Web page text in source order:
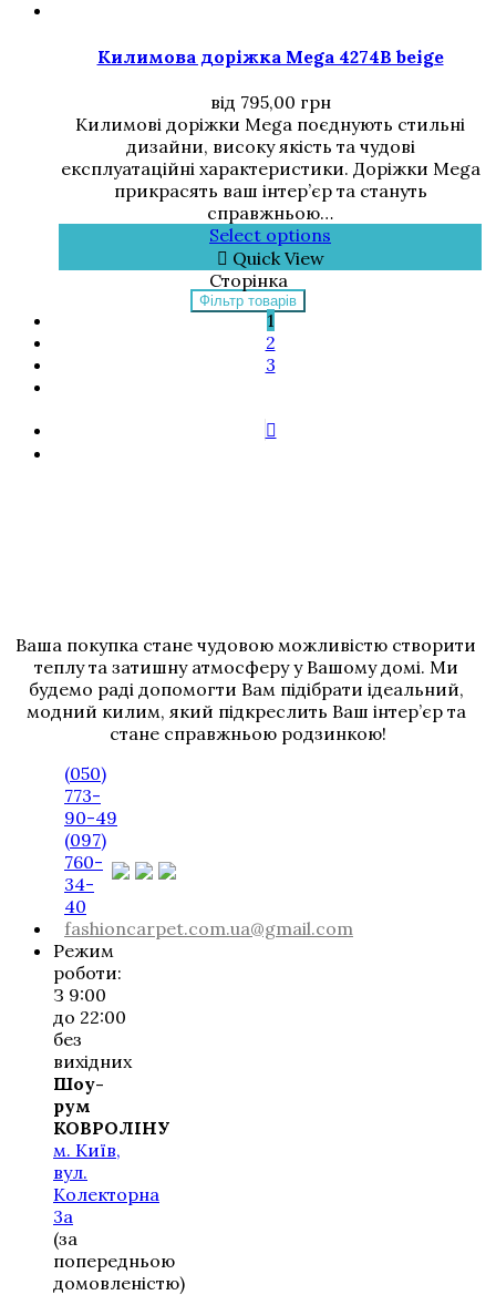
Килимова доріжка Mega 4274B beige
від 795,00 грн
Килимові доріжки Mega поєднують стильні
дизайни, високу якість та чудові
експлуатаційні характеристики. Доріжки Mega
прикрасять ваш інтер’єр та стануть
справжньою…
Select options
Quick View
Фільтр товарів
Сторінка
1
2
3
Ваша покупка стане чудовою можливістю створити
теплу та затишну атмосферу у Вашому домі. Ми
будемо раді допомогти Вам підібрати ідеальний,
модний килим, який підкреслить Ваш інтер’єр та
стане справжньою родзинкою!
(050)
773-
90-49
(097)
760-
34-
40
fashioncarpet.com.ua@gmail.com
Режим
роботи:
З 9:00
до 22:00
без
вихідних
Шоу-
рум
КОВРОЛІНУ
м. Київ,
вул.
Колекторна
3а
(за
попередньою
домовленістю)